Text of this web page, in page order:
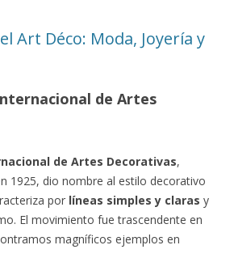
Art Déco: Moda, Joyería y
de Artes
de Artes Decorativas,
1925, dio nombre al estilo decorativo
por líneas simples y claras y
El movimiento fue trascendente en
magníficos ejemplos en